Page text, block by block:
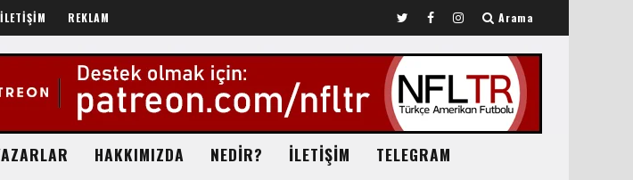
İLETİŞİM REKLAM Arama
HAKKIMIZDA NEDİR? İLETİŞİM
TELEGRAM